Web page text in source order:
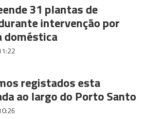
31 plantas de
intervenção por
doméstica
registados esta
ao largo do Porto Santo